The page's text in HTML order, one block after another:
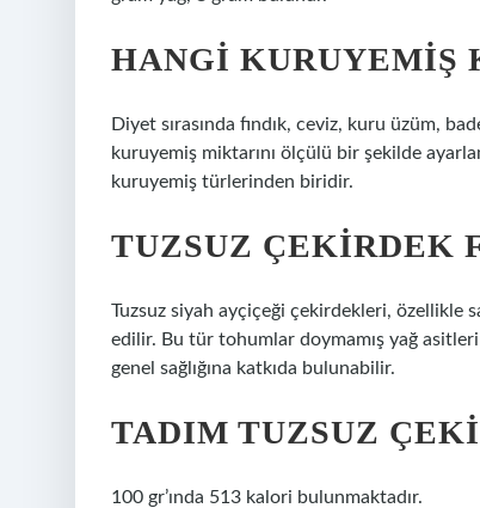
HANGI KURUYEMIŞ
Diyet sırasında fındık, ceviz, kuru üzüm,
kuruyemiş miktarını ölçülü bir şekilde
kuruyemiş türlerinden biridir.
TUZSUZ ÇEKIRDEK
Tuzsuz siyah ayçiçeği çekirdekleri, özellikle
edilir. Bu tür tohumlar doymamış yağ asitleri
genel sağlığına katkıda bulunabilir.
TADIM TUZSUZ
100 gr’ında 513 kalori bulunmaktadır.